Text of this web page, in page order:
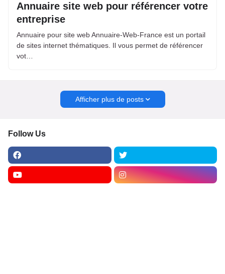
Annuaire site web pour référencer votre
entreprise
Annuaire pour site web Annuaire-Web-France est un portail
de sites internet thématiques. Il vous permet de référencer
vot…
Afficher plus de posts
Follow Us